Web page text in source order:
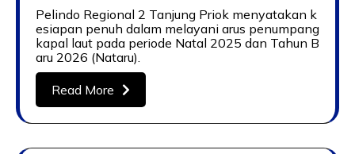
Pelindo Regional 2 Tanjung Priok menyatakan k
esiapan penuh dalam melayani arus penumpang
kapal laut pada periode Natal 2025 dan Tahun B
aru 2026 (Nataru).
Read More